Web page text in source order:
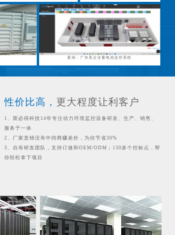
案例：广东某企业蓄电池监控系统
性价比高， 更大程度让利客户
1、斯必得科技14年专注动力环境监控设备研发、生产、销售、
服务于一体
2、厂家直销没有中间商赚差价，为你节省30%
3、自有研发团队，支持订做和OEM/ODM；130多个控标点，帮
你轻松拿下项目